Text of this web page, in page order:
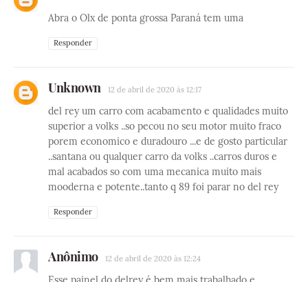
Abra o Olx de ponta grossa Paraná tem uma
Responder
Unknown 12 de abril de 2020 às 12:17
del rey um carro com acabamento e qualidades muito
superior a volks ..so pecou no seu motor muito fraco
porem economico e duradouro ...e de gosto particular
..santana ou qualquer carro da volks ..carros duros e
mal acabados so com uma mecanica muito mais
mooderna e potente..tanto q 89 foi parar no del rey
Responder
Anônimo 12 de abril de 2020 às 12:24